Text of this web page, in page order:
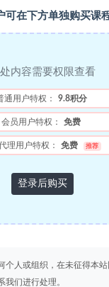
可在下方单独购买课
内容需要权限查看
通用户特权： 9.8积分
会员用户特权： 免费
理用户特权： 免费 推荐
登录后购买
人或组织，在未征得本
们进行处理。